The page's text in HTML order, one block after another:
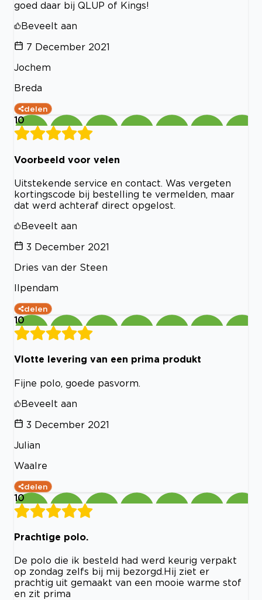
goed daar bij QLUP of Kings!
Beveelt aan
7 December 2021
Jochem
Breda
delen
10
Voorbeeld voor velen
Uitstekende service en contact. Was vergeten
kortingscode bij bestelling te vermelden, maar
dat werd achteraf direct opgelost.
Beveelt aan
3 December 2021
Dries van der Steen
Ilpendam
delen
10
Vlotte levering van een prima produkt
Fijne polo, goede pasvorm.
Beveelt aan
3 December 2021
Julian
Waalre
delen
10
Prachtige polo.
De polo die ik besteld had werd keurig verpakt
op zondag zelfs bij mij bezorgd.Hij ziet er
prachtig uit gemaakt van een mooie warme stof
en zit prima